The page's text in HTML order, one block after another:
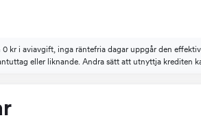
kr i aviavgift, inga räntefria dagar uppgår den
eller liknande. Andra sätt att utnyttja krediten